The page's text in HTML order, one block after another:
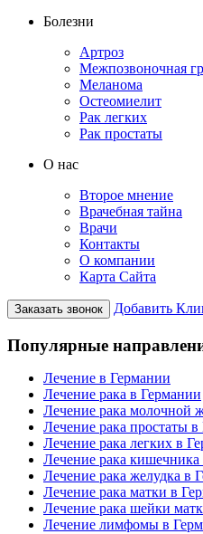
Болезни
Артроз
Межпозвоночная
Меланома
Остеомиелит
Рак легких
Рак простаты
О нас
Второе мнение
Врачебная тайна
Врачи
Контакты
О компании
Карта Сайта
Заказать звонок Добавить
Популярные
Лечение в Германии
Лечение рака в Германии
Лечение рака молочной
Лечение рака простаты
Лечение рака легких в
Лечение рака
Лечение рака желудка в
Лечение рака матки в
Лечение рака шейки
Лечение лимфомы в